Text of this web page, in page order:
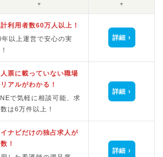
▼ ▼
利用者数60万人以上！
年以上運営で安心の実
詳細
票に載っていない職場
アルがわかる！
で気軽に相談可能、求
数は6万件以上！
詳細
ナビだけの独占求人が
！
詳細